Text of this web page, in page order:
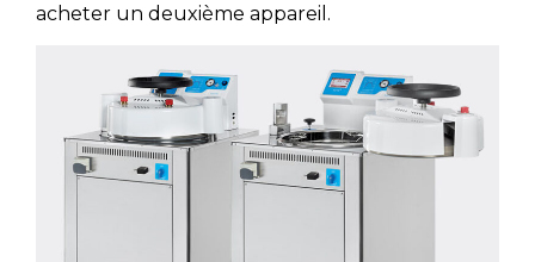
acheter un deuxième appareil.